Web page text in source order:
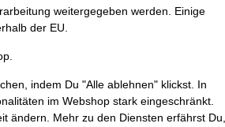
weitergegeben werden. Einige
der EU.
indem Du "Alle ablehnen" klickst. In
im Webshop stark eingeschränkt.
ändern. Mehr zu den Diensten erfährst Du,